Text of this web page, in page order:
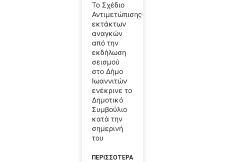
Το Σχέδιο
Αντιμετώπισης
εκτάκτων
αναγκών
από την
εκδήλωση
σεισμού
στο Δήμο
Ιωαννιτών
ενέκρινε το
Δημοτικό
Συμβούλιο
κατά την
σημερινή
του
ΠΕΡΙΣΣΟΤΕΡΑ